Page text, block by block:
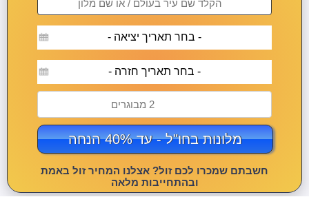
- בחר תאריך יציאה -
- בחר תאריך חזרה -
2 מבוגרים
מלונות בחו"ל - עד 40% הנחה
חשבתם שמכרו לכם זול? אצלנו המחיר זול באמת
ובהתחייבות מלאה